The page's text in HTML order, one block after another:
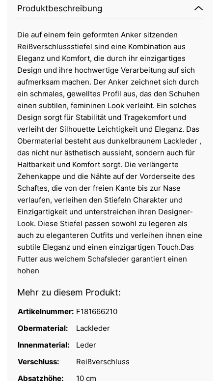
Produktbeschreibung
Die auf einem fein geformten Anker sitzenden
Reißverschlussstiefel sind eine Kombination aus
Eleganz und Komfort, die durch ihr einzigartiges
Design und ihre hochwertige Verarbeitung auf sich
aufmerksam machen. Der Anker zeichnet sich durch
ein schmales, gewelltes Profil aus, das den Schuhen
einen subtilen, femininen Look verleiht. Ein solches
Design sorgt für Stabilität und Tragekomfort und
verleiht der Silhouette Leichtigkeit und Eleganz. Das
Obermaterial besteht aus dunkelbraunem Lackleder ,
das nicht nur ästhetisch aussieht, sondern auch für
Haltbarkeit und Komfort sorgt. Die verlängerte
Zehenkappe und die Nähte auf der Vorderseite des
Schaftes, die von der freien Kante bis zur Nase
verlaufen, verleihen den Stiefeln Charakter und
Einzigartigkeit und unterstreichen ihren Designer-
Look. Diese Stiefel passen sowohl zu legeren als
auch zu eleganteren Outfits und verleihen ihnen eine
subtile Eleganz und einen einzigartigen Touch.Das
Futter aus weichem Schafsleder garantiert einen
hohen
Mehr zu diesem Produkt:
Artikelnummer: F181666210
Obermaterial:
Lackleder
Innenmaterial:
Leder
Verschluss:
Reißverschluss
Absatzhöhe:
10 cm